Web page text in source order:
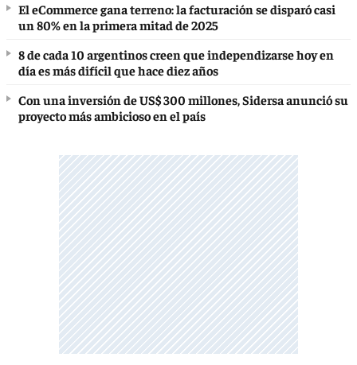
El eCommerce gana terreno: la facturación se disparó casi
un 80% en la primera mitad de 2025
8 de cada 10 argentinos creen que independizarse hoy en
día es más difícil que hace diez años
Con una inversión de US$ 300 millones, Sidersa anunció su
proyecto más ambicioso en el país